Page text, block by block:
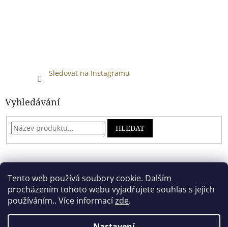
Tento web používá soubory cookie. Dalším
procházením tohoto webu vyjadřujete souhlas s jejich
používáním.. Více informacízde.
Sledovat na Instagramu
Vyhledávání
HLEDAT
Vytvořil Shoptet